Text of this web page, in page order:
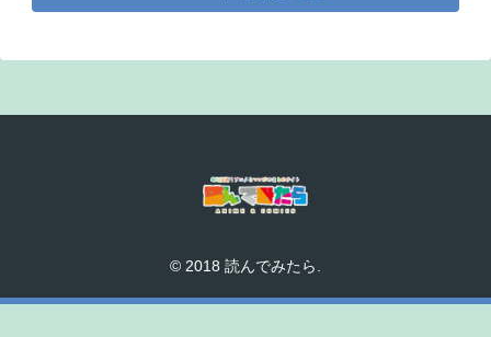
© 2018 読んでみたら.